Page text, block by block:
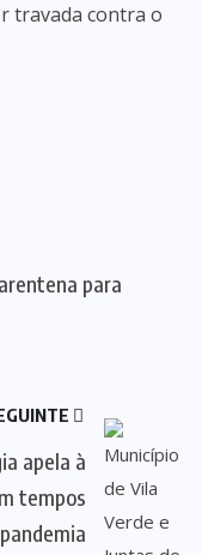
travada contra o
para
apela à
tempos